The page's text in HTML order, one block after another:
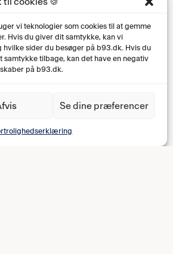
vi teknologier som cookies til at gemme
Hvis du giver dit samtykke, kan vi
sider du besøger på b93.dk. Hvis du
tilbage, kan det have en negativ
på b93.dk.
Se dine præferencer